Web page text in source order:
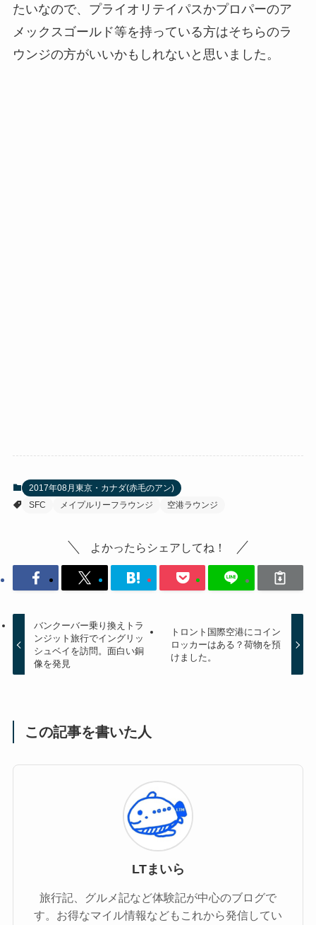
たいなので、プライオリテイパスかプロパーのア
メックスゴールド等を持っている方はそちらのラ
ウンジの方がいいかもしれないと思いました。
2017年08月東京・カナダ(赤毛のアン)
SFC
メイプルリーフラウンジ 空港ラウンジ
よかったらシェアしてね！
バンクーバー乗り換えトラ
ンジット旅行でイングリッ
シュベイを訪問。面白い銅
像を発見
トロント国際空港にコイン
ロッカーはある？荷物を預
けました。
この記事を書いた人
LTまいら
旅行記、グルメ記など体験記が中心のブログで
す。お得なマイル情報などもこれから発信してい